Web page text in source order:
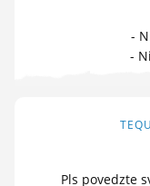
ĽUDIA
-
-
Pls povedzte